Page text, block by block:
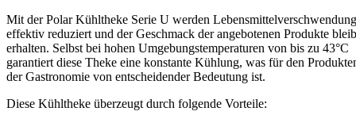
Mit der Polar Kühltheke Serie U werden Lebensmittelverschwendung
effektiv reduziert und der Geschmack der angebotenen Produkte
erhalten. Selbst bei hohen Umgebungstemperaturen von bis zu 43°C
garantiert diese Theke eine konstante Kühlung, was für den
der Gastronomie von entscheidender Bedeutung ist.
Diese Kühltheke überzeugt durch folgende Vorteile: